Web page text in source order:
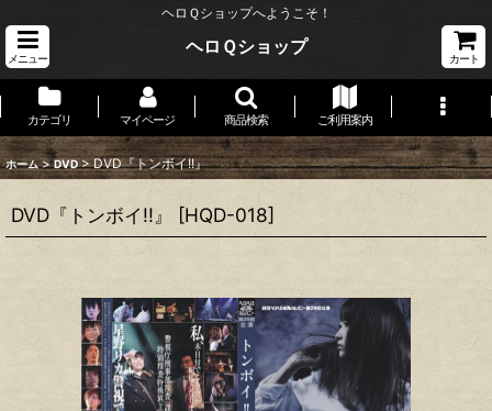
ヘロＱショップへようこそ！
メニュー
ヘロＱショップ
カート
カテゴリ マイページ 商品検索 ご利用案内
ホーム > DVD > DVD『トンボイ!!』
DVD『トンボイ!!』 [HQD-018]